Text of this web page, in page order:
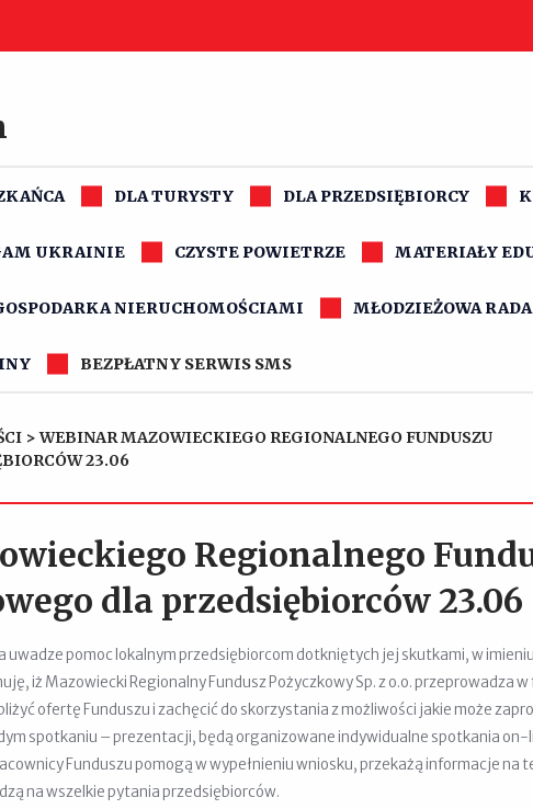
DLA TURYSTY DLA PRZEDSIĘBIORCY
UKRAINIE CZYSTE POWIETRZE MATERIAŁY
NIERUCHOMOŚCIAMI MŁODZIEŻOWA
BEZPŁATNY SERWIS SMS
>WEBINAR MAZOWIECKIEGO REGIONALNEGO FUNDUSZU
23.06
Regionalnego
dla przedsiębiorców 23.06
uwadze pomoc lokalnym przedsiębiorcom dotkniętych jej skutkami, w
iż Mazowiecki Regionalny Fundusz Pożyczkowy Sp. z o.o. przeprowadza
ofertę Funduszu i zachęcić do skorzystania z możliwości jakie może
spotkaniu – prezentacji, będą organizowane indywidualne spotkania on-
Funduszu pomogą w wypełnieniu wniosku, przekażą informacje na
na wszelkie pytania przedsiębiorców.